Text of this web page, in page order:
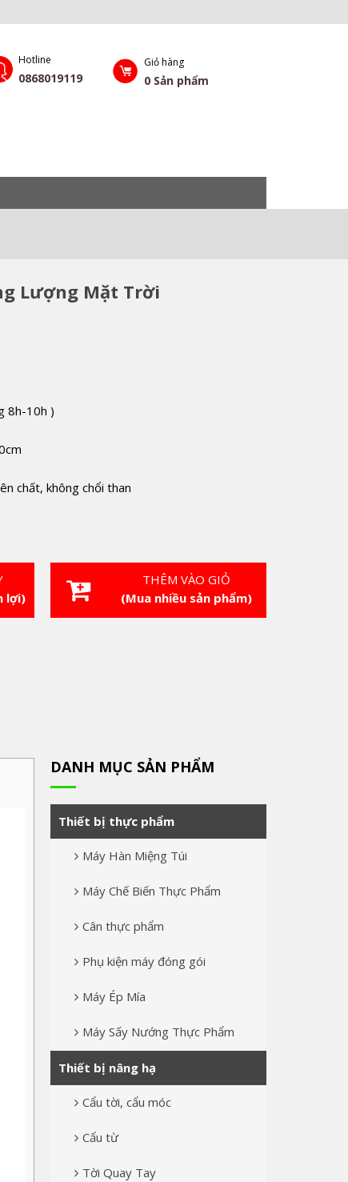
Hotline
0868019119
Giỏ hàng
0 Sản phẩm
Lượng Mặt Trời
8h-10h )
chất, không chổi than
lợi)
THÊM VÀO GIỎ
(Mua nhiều sản phẩm)
DANH MỤC SẢN PHẨM
Thiết bị thực phẩm
Máy Hàn Miệng Túi
Máy Chế Biến Thực Phẩm
Cân thực phẩm
Phụ kiện máy đóng gói
Máy Ép Mía
Máy Sấy Nướng Thực Phẩm
Thiết bị nâng hạ
Cẩu tời, cẩu móc
Cẩu từ
Tời Quay Tay